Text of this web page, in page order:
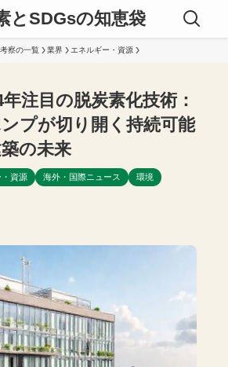
とSDGsの知恵袋
察の一覧 業界 エネルギー・資源
注目の脱炭素化技術：
プが切り開く持続可能
の未来
資源 海外・国際ニュース
環境